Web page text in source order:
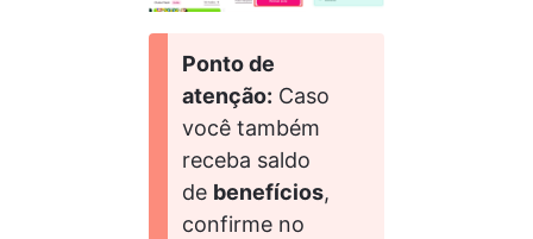
Ponto de
atenção: Caso
você também
receba saldo
de benefícios,
confirme no